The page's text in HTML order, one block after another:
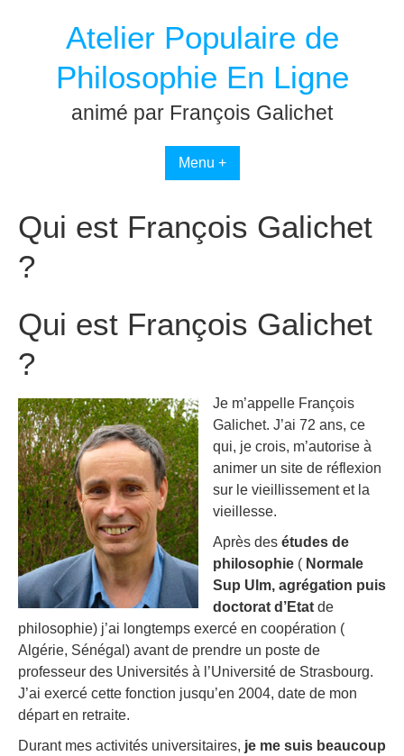
Atelier Populaire de
Philosophie En Ligne
animé par François Galichet
Menu +
Qui est François Galichet
?
Qui est François Galichet
?
Je m’appelle François
Galichet. J’ai 72 ans, ce
qui, je crois, m’autorise à
animer un site de réflexion
sur le vieillissement et la
vieillesse.
Après des études de
philosophie ( Normale
Sup Ulm, agrégation puis
doctorat d’Etat de
philosophie) j’ai longtemps exercé en coopération (
Algérie, Sénégal) avant de prendre un poste de
professeur des Universités à l’Université de Strasbourg.
J’ai exercé cette fonction jusqu’en 2004, date de mon
départ en retraite.
Durant mes activités universitaires, je me suis beaucoup